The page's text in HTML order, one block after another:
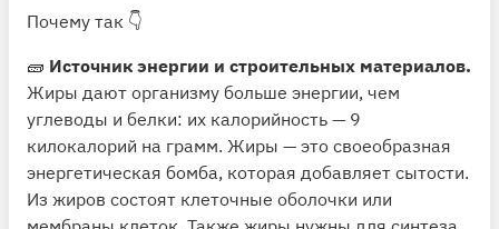
Почему так 👇
🧱 Источник энергии и строительных материалов.
Жиры дают организму больше энергии, чем
углеводы и белки: их калорийность — 9
килокалорий на грамм. Жиры — это своеобразная
энергетическая бомба, которая добавляет сытости.
Из жиров состоят клеточные оболочки или